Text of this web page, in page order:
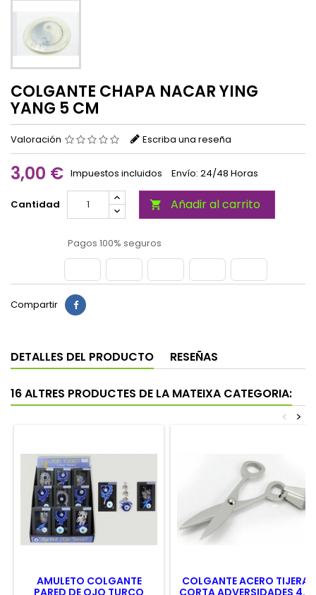
COLGANTE CHAPA NACAR YING
YANG 5 CM
Valoración Escriba una reseña
3,00 € Impuestos incluidos Envío: 24/48 Horas
Cantidad  Añadir al carrito
Pagos 100% seguros
Compartir
DETALLES DEL PRODUCTO RESEÑAS
16 ALTRES PRODUCTES DE LA MATEIXA CATEGORIA:
>
<
AMULETO COLGANTE
COLGANTE ACERO TIJERA